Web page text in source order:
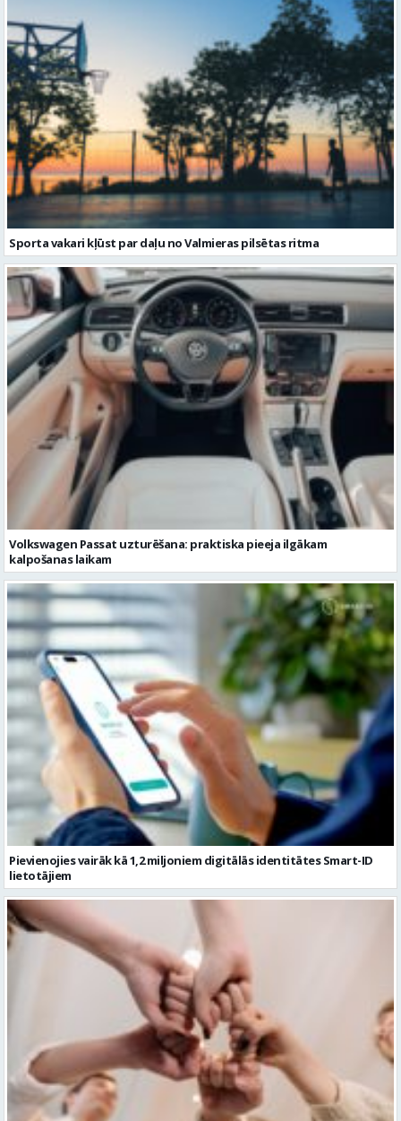
Sporta vakari kļūst par daļu no Valmieras pilsētas ritma
Volkswagen Passat uzturēšana: praktiska pieeja ilgākam
kalpošanas laikam
Pievienojies vairāk kā 1,2 miljoniem digitālās identitātes Smart-ID
lietotājiem
Ko darīt ar kolēģiem vasarā, 10 aktīvas idejas komandas saliedēšanas
pasākumam